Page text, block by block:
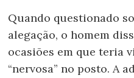
Quando questionado
alegação, o homem
ocasiões em que teria
“nervosa” no posto. A